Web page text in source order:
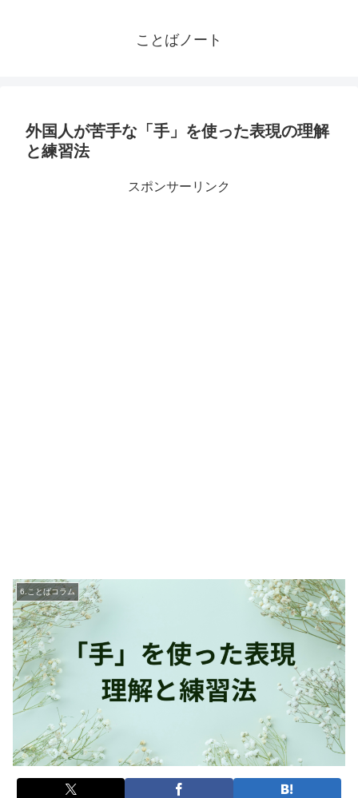
ことばノート
外国人が苦手な「手」を使った表現の理解
と練習法
スポンサーリンク
6.ことばコラム